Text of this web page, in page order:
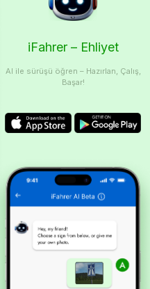
iFahrer – Ehliyet
AI ile sürüşü öğren – Hazırlan, Çalış,
Başar!